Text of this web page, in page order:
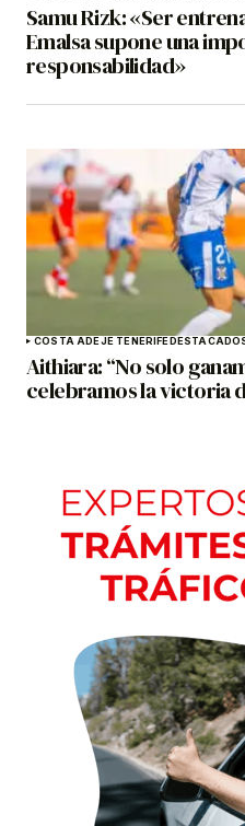
Samu Rizk: «Ser
Emalsa supone una
responsabilidad»
COSTA ADEJE TENERIFE
Aithiara: “No solo
celebramos la victoria